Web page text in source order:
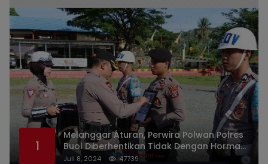
1
Melanggar Aturan, Perwira Polwan Polres
Buol Diberhentikan Tidak Dengan Hormat
Dari Dinas Kepolisian
Juli 8, 2024 47739